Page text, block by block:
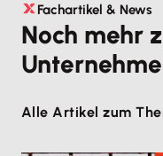
Fachartikel & News
Noch mehr
Alle Artikel zum